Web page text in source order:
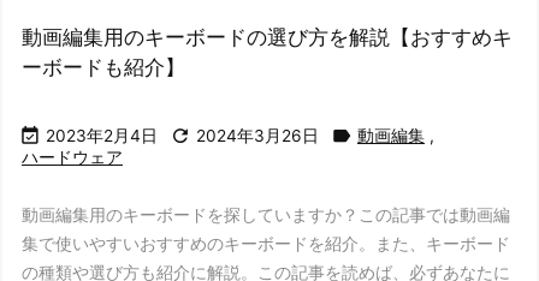
動画編集用のキーボードの選び方を解説【おすすめキ
ーボードも紹介】
 2023年2月4日  2024年3月26日  動画編集 ,
ハードウェア
動画編集用のキーボードを探していますか？この記事では動画編
集で使いやすいおすすめのキーボードを紹介。また、キーボード
の種類や選び方も紹介に解説。この記事を読めば、必ずあなたに